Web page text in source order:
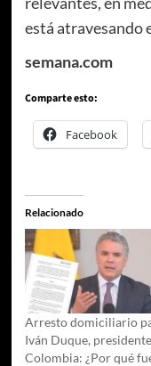
está atravesando
semana.com
Comparte esto:
Facebook
Relacionado
Arresto domiciliario
Iván Duque,
Colombia: ¿Por qué